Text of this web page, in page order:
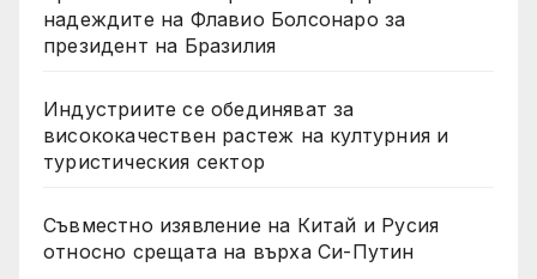
надеждите на Флавио Болсонаро за
президент на Бразилия
Индустриите се обединяват за
висококачествен растеж на културния и
туристическия сектор
Съвместно изявление на Китай и Русия
относно срещата на върха Си-Путин